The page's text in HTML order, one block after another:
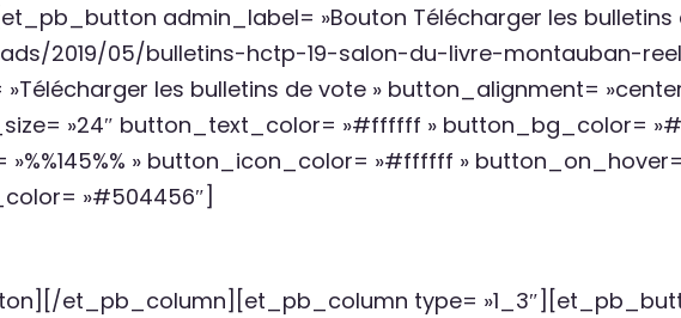
admin_label= »Bouton Télécharger les
2019/05/bulletins-hctp-19-salon-du-livre-montauban-
les bulletins de vote » button_alignment=
»24″ button_text_color= »#ffffff » button_bg_color=
» button_icon_color= »#ffffff »
»#504456″]
et_pb_column][et_pb_column type=